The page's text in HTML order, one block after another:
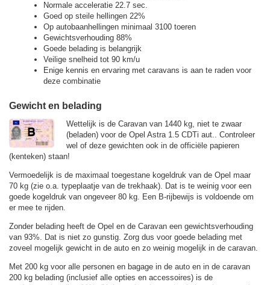
Normale acceleratie 22.7 sec.
Goed op steile hellingen 22%
Op autobaanhellingen minimaal 3100 toeren
Gewichtsverhouding 88%
Goede belading is belangrijk
Veilige snelheid tot 90 km/u
Enige kennis en ervaring met caravans is aan te raden voor
deze combinatie
Gewicht en belading
Wettelijk is de Caravan van 1440 kg, niet te zwaar
(beladen) voor de Opel Astra 1.5 CDTi aut.. Controleer
wel of deze gewichten ook in de officiële papieren
(kenteken) staan!
Vermoedelijk is de maximaal toegestane kogeldruk van de Opel maar
70 kg (zie o.a. typeplaatje van de trekhaak). Dat is te weinig voor een
goede kogeldruk van ongeveer 80 kg. Een B-rijbewijs is voldoende om
er mee te rijden.
Zonder belading heeft de Opel en de Caravan een gewichtsverhouding
van 93%. Dat is niet zo gunstig. Zorg dus voor goede belading met
zoveel mogelijk gewicht in de auto en zo weinig mogelijk in de caravan.
Met 200 kg voor alle personen en bagage in de auto en in de caravan
200 kg belading (inclusief alle opties en accessoires) is de